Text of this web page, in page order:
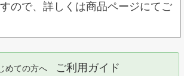
ので、詳しくは商品ページにてご
めての方へ ご利用ガイド